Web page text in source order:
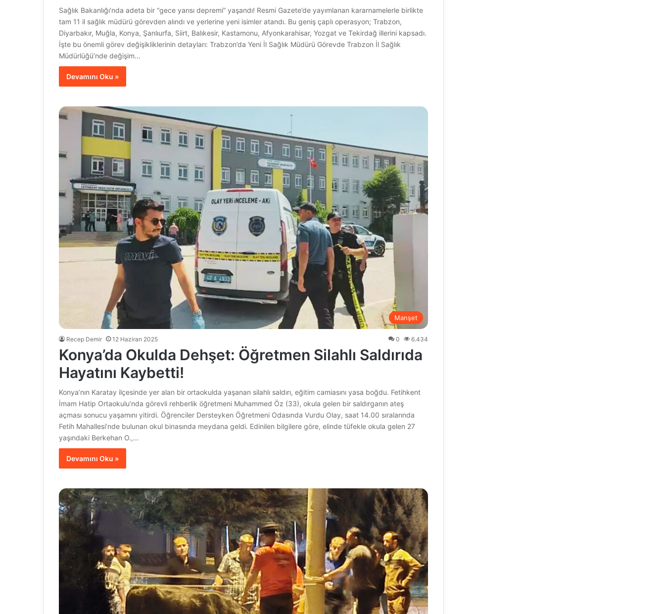
Sağlık Bakanlığı’nda adeta bir “gece yarısı depremi” yaşandı! Resmi Gazete’de yayımlanan kararnamelerle birlikte
tam 11 il sağlık müdürü görevden alındı ve yerlerine yeni isimler atandı. Bu geniş çaplı operasyon; Trabzon,
Diyarbakır, Muğla, Konya, Şanlıurfa, Siirt, Balıkesir, Kastamonu, Afyonkarahisar, Yozgat ve Tekirdağ illerini kapsadı.
İşte bu önemli görev değişikliklerinin detayları: Trabzon’da Yeni İl Sağlık Müdürü Görevde Trabzon İl Sağlık
Müdürlüğü’nde değişim…
Devamını Oku »
Manşet
Recep Demir 12 Haziran 2025 0 6.434
Konya’da Okulda Dehşet: Öğretmen Silahlı Saldırıda
Hayatını Kaybetti!
Konya’nın Karatay ilçesinde yer alan bir ortaokulda yaşanan silahlı saldırı, eğitim camiasını yasa boğdu. Fetihkent
İmam Hatip Ortaokulu’nda görevli rehberlik öğretmeni Muhammed Öz (33), okula gelen bir saldırganın ateş
açması sonucu yaşamını yitirdi. Öğrenciler Dersteyken Öğretmeni Odasında Vurdu Olay, saat 14.00 sıralarında
Fetih Mahallesi’nde bulunan okul binasında meydana geldi. Edinilen bilgilere göre, elinde tüfekle okula gelen 27
yaşındaki Berkehan O.,…
Devamını Oku »